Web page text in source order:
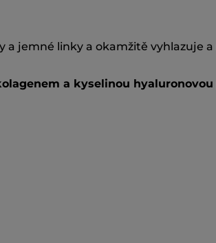
jemné linky a okamžitě vyhlazuje
a kyselinou hyaluronovou